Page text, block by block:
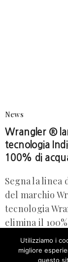
News
Wrangler ®
tecnologia
100% di
Segna la
del marchio
tecnologia
elimina il
GRUPPO VOGHERAON
Our site uses
Utilizziamo i
migliore
questo